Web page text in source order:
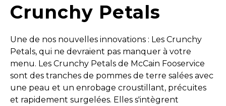
Crunchy Petals
Une de nos nouvelles innovations : Les Crunchy
Petals, qui ne devraient pas manquer à votre
menu. Les Crunchy Petals de McCain Fooservice
sont des tranches de pommes de terre salées avec
une peau et un enrobage croustillant, précuites
et rapidement surgelées. Elles s'intègrent